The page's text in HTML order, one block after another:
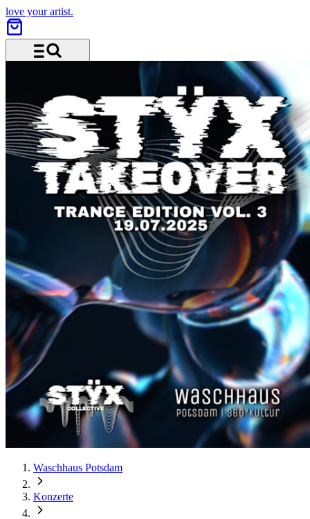
love your artist.
Waschhaus Potsdam
Konzerte